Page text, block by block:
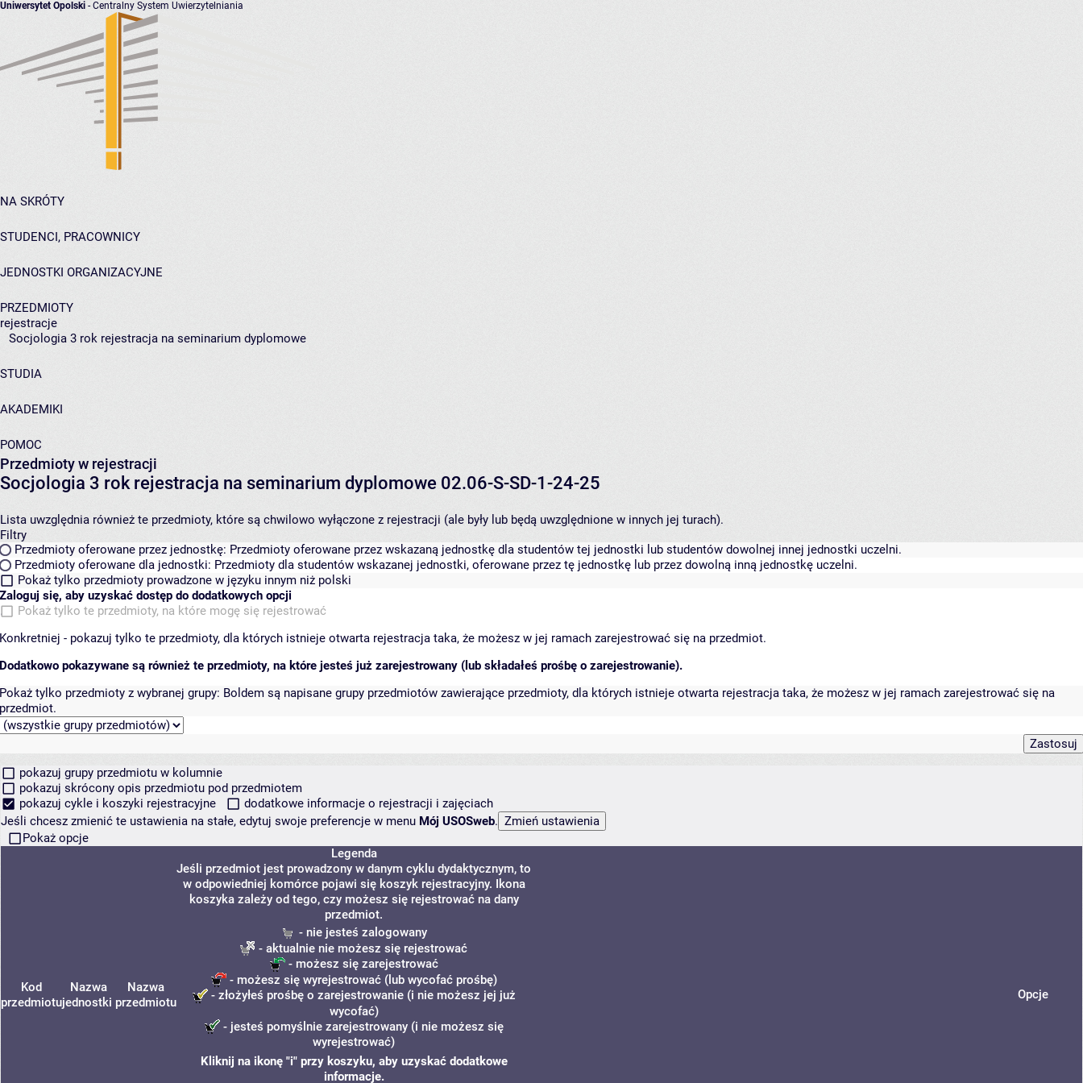
Uniwersytet Opolski - Centralny System Uwierzytelniania
NA SKRÓTY
STUDENCI, PRACOWNICY
JEDNOSTKI ORGANIZACYJNE
PRZEDMIOTY
rejestracje
Socjologia 3 rok rejestracja na seminarium dyplomowe
STUDIA
AKADEMIKI
POMOC
Przedmioty w rejestracji
Socjologia 3 rok rejestracja na seminarium dyplomowe 02.06-S-SD-1-24-25
Lista uwzględnia również te przedmioty, które są chwilowo wyłączone z rejestracji (ale były lub będą uwzględnione w innych jej turach).
Filtry
Przedmioty oferowane przez jednostkę: Przedmioty oferowane przez wskazaną jednostkę dla studentów tej jednostki lub studentów dowolnej innej jednostki uczelni.
Przedmioty oferowane dla jednostki: Przedmioty dla studentów wskazanej jednostki, oferowane przez tę jednostkę lub przez dowolną inną jednostkę uczelni.
Pokaż tylko przedmioty prowadzone w języku innym niż polski
Zaloguj się, aby uzyskać dostęp do dodatkowych opcji
Pokaż tylko te przedmioty, na które mogę się rejestrować
Konkretniej - pokazuj tylko te przedmioty, dla których istnieje otwarta rejestracja taka, że możesz w jej ramach zarejestrować się na przedmiot.
Dodatkowo pokazywane są również te przedmioty, na które jesteś już zarejestrowany (lub składałeś prośbę o zarejestrowanie).
Pokaż tylko przedmioty z wybranej grupy: Boldem są napisane grupy przedmiotów zawierające przedmioty, dla których istnieje otwarta rejestracja taka, że możesz w jej ramach zarejestrować się na
przedmiot.
pokazuj grupy przedmiotu w kolumnie
pokazuj skrócony opis przedmiotu pod przedmiotem
pokazuj cykle i koszyki rejestracyjne
dodatkowe informacje o rejestracji i zajęciach
Jeśli chcesz zmienić te ustawienia na stałe, edytuj swoje preferencje w menu Mój USOSweb.
Pokaż opcje
Kod
przedmiotu
Nazwa
jednostki
Nazwa
przedmiotu
Legenda
Jeśli przedmiot jest prowadzony w danym cyklu dydaktycznym, to
w odpowiedniej komórce pojawi się koszyk rejestracyjny. Ikona
koszyka zależy od tego, czy możesz się rejestrować na dany
przedmiot.
- nie jesteś zalogowany
- aktualnie nie możesz się rejestrować
- możesz się zarejestrować
- możesz się wyrejestrować (lub wycofać prośbę)
- złożyłeś prośbę o zarejestrowanie (i nie możesz jej już
wycofać)
- jesteś pomyślnie zarejestrowany (i nie możesz się
wyrejestrować)
Kliknij na ikonę "i" przy koszyku, aby uzyskać dodatkowe
informacje.
Opcje